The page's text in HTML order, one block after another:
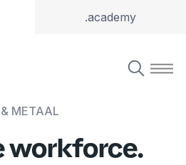
.academy
METAAL
workforce.